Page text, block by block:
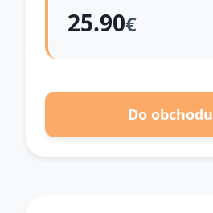
25.90€
Do obchodu